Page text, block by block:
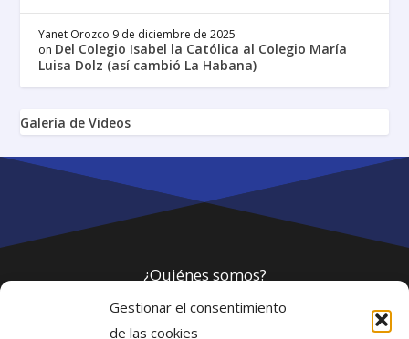
Gestionar el consentimiento
de las cookies
Yanet Orozco 9 de diciembre de 2025
on Del Colegio Isabel la Católica al Colegio María
Luisa Dolz (así cambió La Habana)
Galería de Videos
¿Quiénes somos?
Política de privacidad